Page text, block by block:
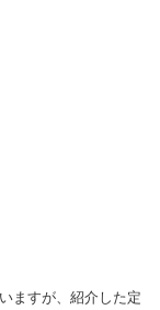
ますが、紹介した定